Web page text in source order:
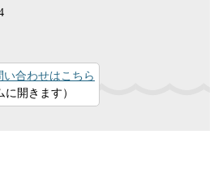
い合わせはこちら
に開きます）